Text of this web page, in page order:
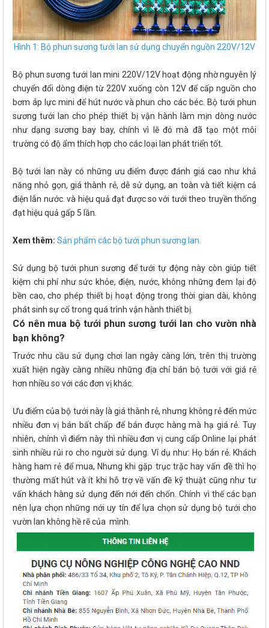
Hình 1: Bộ phun sương tưới lan sử dụng chuyển nguồn 220V/12V
Bộ phun sương tưới lan mini 220V/12V hoạt động nhờ nguyên lý
chuyển đổi dòng điện từ 220V xuống còn 12V để cấp nguồn cho
bơm áp lực mini để hút nước và phun cho các béc. Bộ tưới phun
sương tưới lan cho phép thiết bị vận hành làm mịn dòng nước
như dạng sương bay bay, chính vì lẽ đó mà đã tạo một môi
trường có độ ẩm thích hợp cho các loại lan phát triển tốt.
Bộ tưới lan này có những ưu điểm được đánh giá cao như khả
năng nhỏ gọn, giá thành rẻ, dễ sử dụng, an toàn và tiết kiệm cả
điện lẫn nước. và hiệu quả đạt được so với tưới theo truyền thống
đạt hiệu quả gấp 5 lần.
Xem thêm: Sản phẩm các bộ tưới phun sương lan.
Sử dụng bộ tưới phun sương để tưới tự động này còn giúp tiết
kiệm chi phí như sức khỏe, điện, nước, không những đem lại độ
bền cao, cho phép thiết bị hoạt động trong thời gian dài, không
phát sinh sự cố trong quá trình vận hành thiết bị.
Có nên mua bộ tưới phun sương tưới lan cho vườn nhà
bạn không?
Trước nhu cầu sử dụng chơi lan ngày càng lớn, trên thị trường
xuất hiện ngày càng nhiều những địa chỉ bán bộ tưới với giá rẻ
hơn nhiều so với các đơn vị khác.
Ưu điểm của bộ tưới này là giá thành rẻ, nhưng không rẻ đến mức
nhiều đơn vị bán bất chấp để bán được hàng mà hạ giá rẻ. Tuy
nhiên, chính vì điểm này thì nhiều đơn vị cung cấp Online lại phát
sinh nhiều rủi ro cho người sử dụng. Ví dụ như: Họ bán rẻ. Khách
hàng ham rẻ để mua, Nhưng khi gặp trục trặc hay vấn đề thì họ
thường mất hút và ít khi hỗ trợ về vấn đề kỹ thuật cũng như tư
vấn khách hàng sử dụng đến nới đến chốn. Chính vì thế các bạn
nên lựa chọn những nới uy tín để lựa chọn sử dụng bộ tưới cho
vườn lan không hề rẽ của mình.